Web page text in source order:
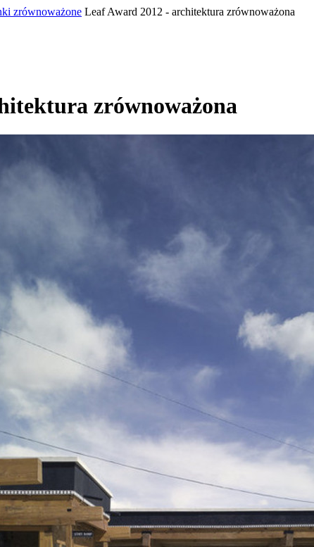
zrównoważone Leaf Award 2012 - architektura zrównoważona
zrównoważona